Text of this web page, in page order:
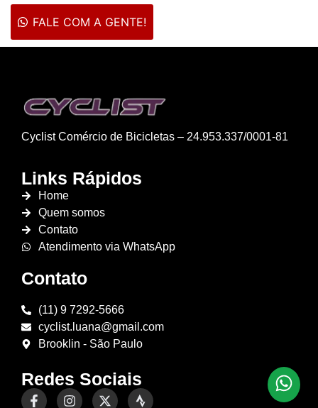
FALE COM A GENTE!
Cyclist Comércio de Bicicletas – 24.953.337/0001-81
Links Rápidos
Home
Quem somos
Contato
Atendimento via WhatsApp
Contato
(11) 9 7292-5666
cyclist.luana@gmail.com
Brooklin - São Paulo
Redes Sociais